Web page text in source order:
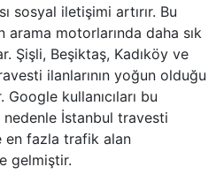
sosyal iletişimi artırır. Bu
arama motorlarında daha sık
Şişli, Beşiktaş, Kadıköy ve
ilanlarının yoğun olduğu
Google kullanıcıları bu
nedenle İstanbul travesti
en fazla trafik alan
gelmiştir.